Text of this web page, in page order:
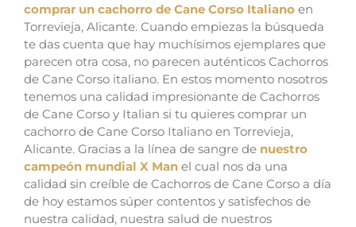
comprar un cachorro de Cane Corso Italiano en
Torrevieja, Alicante. Cuando empiezas la búsqueda
te das cuenta que hay muchísimos ejemplares que
parecen otra cosa, no parecen auténticos Cachorros
de Cane Corso italiano. En estos momento nosotros
tenemos una calidad impresionante de Cachorros
de Cane Corso y Italian si tu quieres comprar un
cachorro de Cane Corso Italiano en Torrevieja,
Alicante. Gracias a la línea de sangre de nuestro
campeón mundial X Man el cual nos da una
calidad sin creíble de Cachorros de Cane Corso a día
de hoy estamos súper contentos y satisfechos de
nuestra calidad, nuestra salud de nuestros